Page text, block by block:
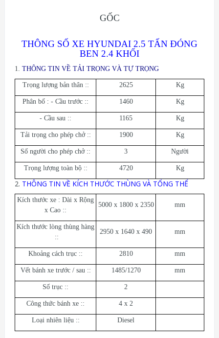
GỐC
THÔNG SỐ XE HYUNDAI 2.5 TẤN ĐÓNG
BEN 2.4 KHỐI
1. THÔNG TIN VỀ TẢI TRỌNG VÀ TỰ TRỌNG
Trọng lượng bản thân :: 2625 Kg
Phân bố : - Cầu trước :: 1460 Kg
- Cầu sau :: 1165 Kg
Tải trọng cho phép chở :: 1900 Kg
Số người cho phép chở :: 3 Người
Trọng lượng toàn bộ :: 4720 Kg
2. THÔNG TIN VỀ KÍCH THƯỚC THÙNG VÀ TỔNG THỂ
Kích thước xe : Dài x Rộng
x Cao ::
5000 x 1800 x 2350 mm
Kích thước lòng thùng hàng
::
2950 x 1640 x 490 mm
Khoảng cách trục :: 2810 mm
Vết bánh xe trước / sau :: 1485/1270 mm
Số trục :: 2
Công thức bánh xe :: 4 x 2
Loại nhiên liệu :: Diesel